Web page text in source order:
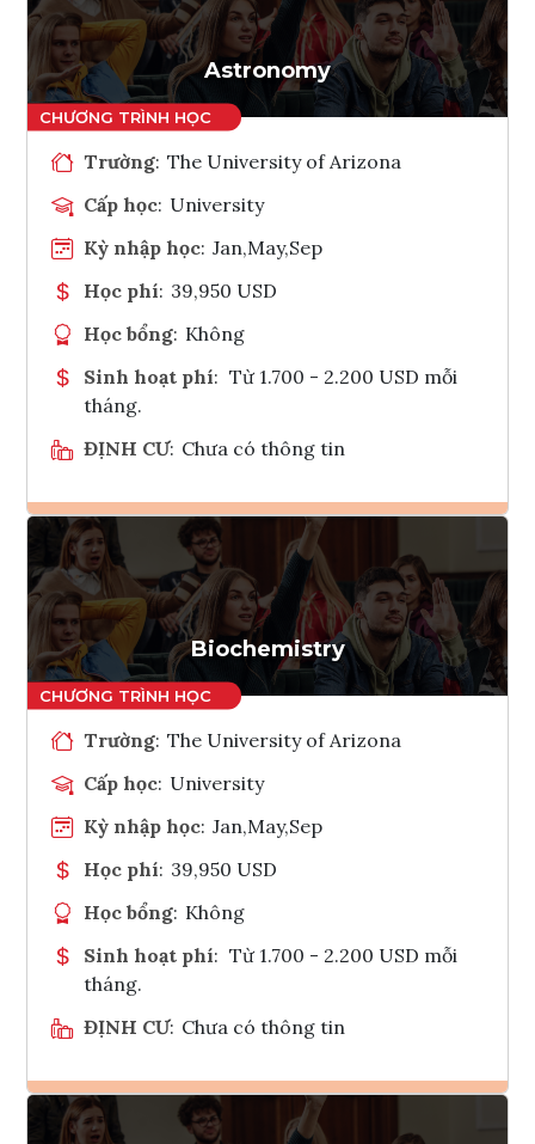
Astronomy
Trường: The University of Arizona
Cấp học: University
Kỳ nhập học: Jan,May,Sep
Học phí: 39,950 USD
Học bổng: Không
Sinh hoạt phí: Từ 1.700 - 2.200 USD mỗi
tháng.
ĐỊNH CƯ: Chưa có thông tin
Ghi danh
Tham vấn Interlink
Biochemistry
Trường: The University of Arizona
Cấp học: University
Kỳ nhập học: Jan,May,Sep
Học phí: 39,950 USD
Học bổng: Không
Sinh hoạt phí: Từ 1.700 - 2.200 USD mỗi
tháng.
ĐỊNH CƯ: Chưa có thông tin
Ghi danh